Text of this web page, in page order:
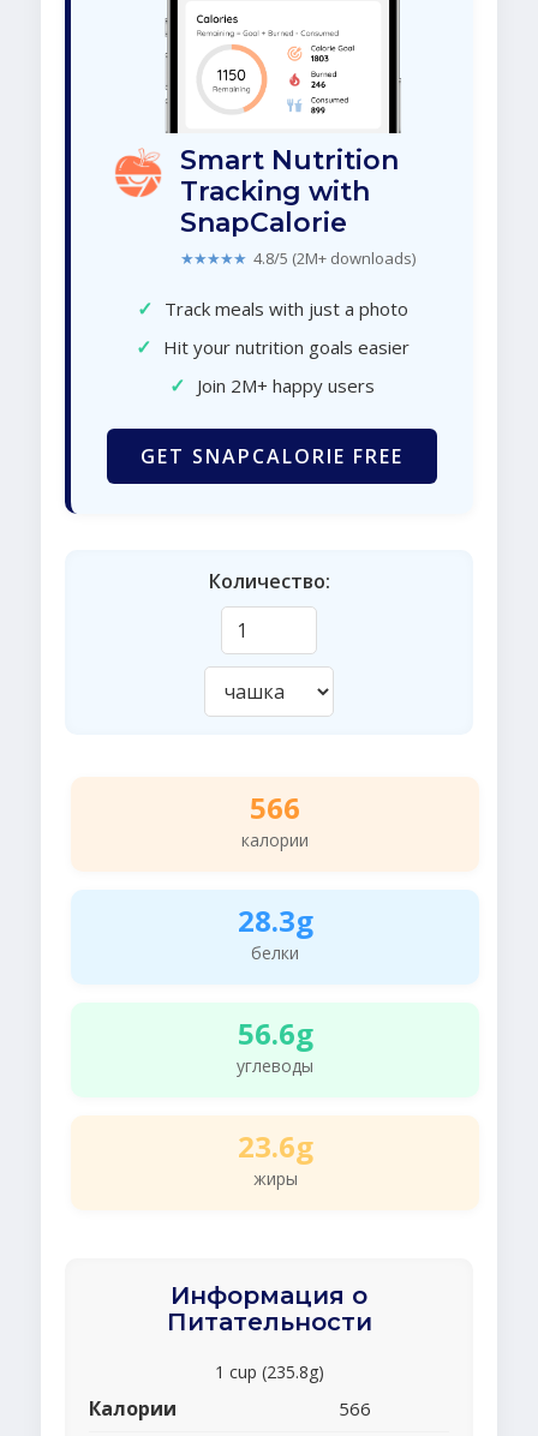
Smart Nutrition
Tracking with
SnapCalorie
★★★★★ 4.8/5 (2M+ downloads)
✓ Track meals with just a photo
✓ Hit your nutrition goals easier
✓ Join 2M+ happy users
GET SNAPCALORIE FREE
Количество:
566
калории
28.3g
белки
56.6g
углеводы
23.6g
жиры
Информация о
Питательности
1 cup (235.8g)
Калории 566